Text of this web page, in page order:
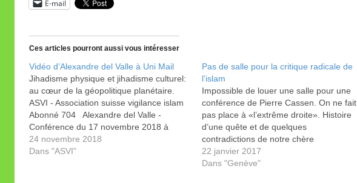
E-mail
Ces articles pourront aussi vous intéresser
Vidéo d’Alexandre del Valle à Uni Mail
Jihadisme physique et jihadisme culturel:
au cœur de la géopolitique planétaire.
ASVI - Association suisse vigilance islam
Abonné 704 Alexandre del Valle -
Conférence du 17 novembre 2018 à
l'université de Genève. Auteur du livre
"La stratégie de l'intimidation", paru en
24 novembre 2018
Dans "ASVI"
Pas de salle pour la critique radicale de
l’islam
Impossible de louer une salle pour une
conférence de Pierre Cassen. On ne fait
pas place à «l’extrême droite». Histoire
d’une quête et de quelques
contradictions de notre chère
République. Apparemment anodine, cette
péripétie nous permet de tirer une
22 janvier 2017
Dans "Genève"